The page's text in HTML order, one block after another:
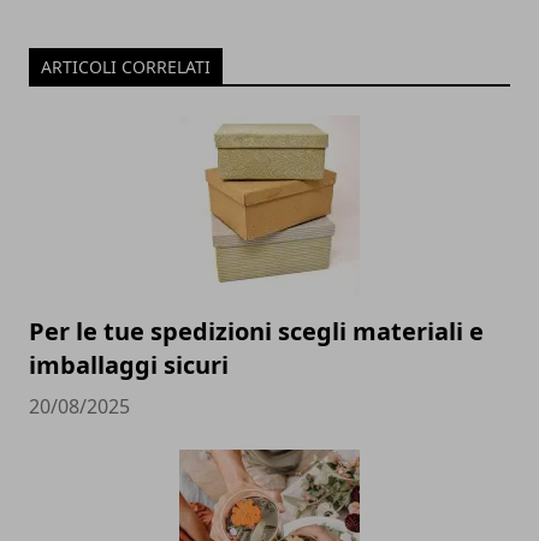
ARTICOLI CORRELATI
Per le tue spedizioni scegli materiali e
imballaggi sicuri
20/08/2025